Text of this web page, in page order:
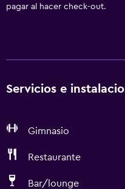
pagar al hacer check-out.
Servicios e
Gimnasio
Restaurante
Bar/lounge